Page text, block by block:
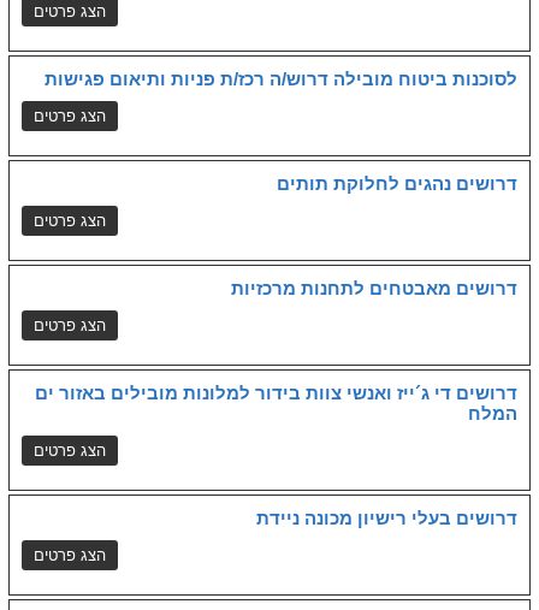
לסוכנות ביטוח מובילה דרוש/ה רכז/ת פניות ותיאום פגישות
דרושים נהגים לחלוקת תותים
דרושים מאבטחים לתחנות מרכזיות
דרושים די ג´ייז ואנשי צוות בידור למלונות מובילים באזור ים
המלח
דרושים בעלי רישיון מכונה ניידת